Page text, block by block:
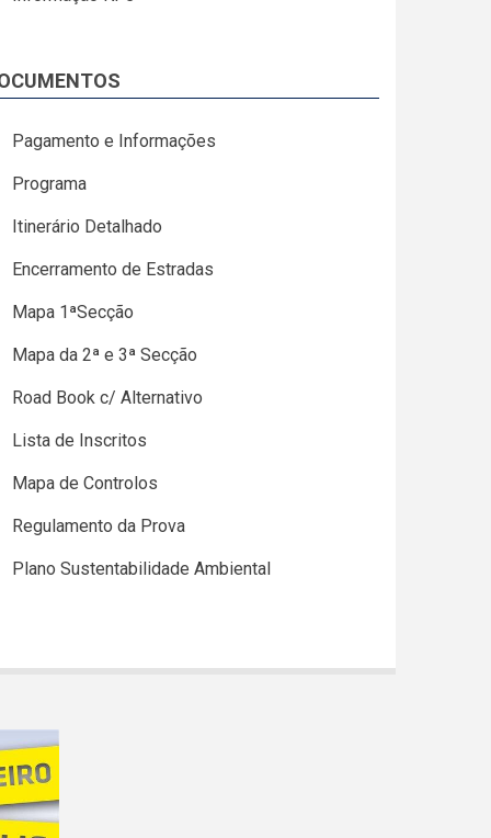
Pagamento e Informações
Programa
Itinerário Detalhado
Encerramento de Estradas
Mapa 1ªSecção
Mapa da 2ª e 3ª Secção
Road Book c/ Alternativo
Lista de Inscritos
Mapa de Controlos
Regulamento da Prova
Plano Sustentabilidade Ambiental